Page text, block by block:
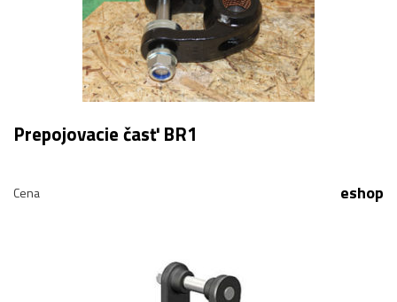
Prepojovacie časť BR1
Cena eshop